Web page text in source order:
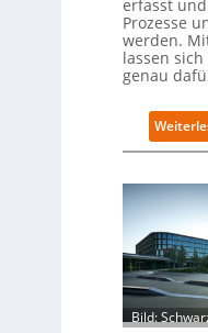
erfasst
Prozesse
werden.
lassen
genau
Bild: